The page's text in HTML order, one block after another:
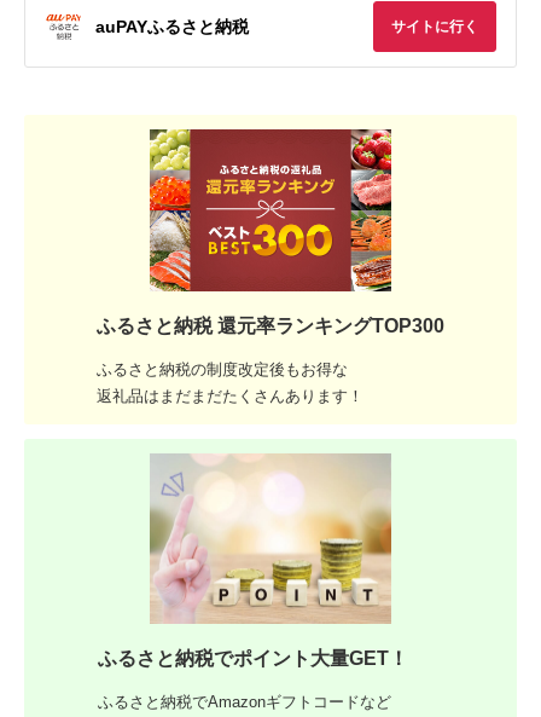
auPAYふるさと納税 サイトに行く
ふるさと納税 還元率ランキングTOP300
ふるさと納税の制度改定後もお得な
返礼品はまだまだたくさんあります！
ふるさと納税でポイント大量GET！
ふるさと納税でAmazonギフトコードなど